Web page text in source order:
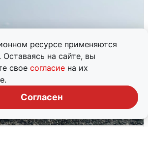
ресурсе применяются
на сайте, вы
свое согласие на их
Согласен